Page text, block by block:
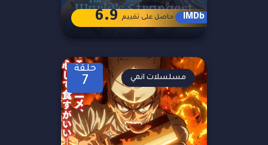
IMDb حاصل على تقييم 6.9
حلقة
7 مسلسلات انمي